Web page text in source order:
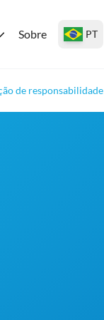
Sobre PT
de responsabilidade